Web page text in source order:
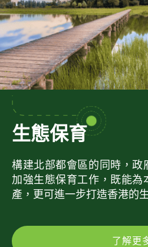
生態保育
構建北部都會區的同時，政
加強生態保育工作，既能為
產，更可進一步打造香港的
了解更